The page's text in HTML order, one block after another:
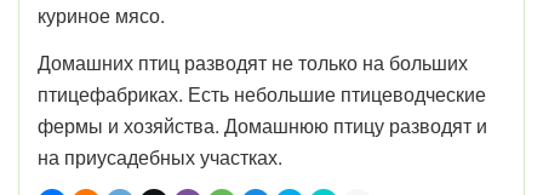
куриное мясо.
Домашних птиц разводят не только на больших
птицефабриках. Есть небольшие птицеводческие
фермы и хозяйства. Домашнюю птицу разводят и
на приусадебных участках.